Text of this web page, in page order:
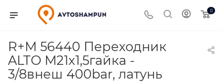
0
R+M 56440 Переходник
ALTO M21x1,5гайка -
3/8внеш 400bar, латунь